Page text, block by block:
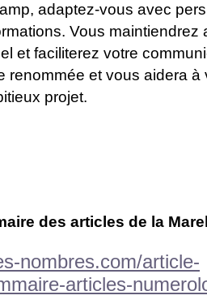
adaptez-vous avec
Vous maintiendrez
et faciliterez votre
renommée et vous aidera à
projet.
des articles de la
nombres.com/article-
articles-